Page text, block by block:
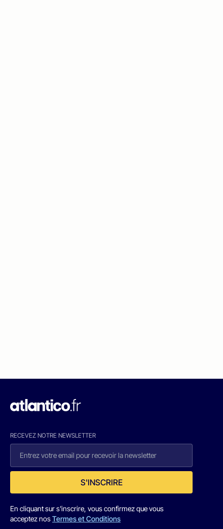
RECEVEZ NOTRE NEWSLETTER
S'INSCRIRE
En cliquant sur s'inscrire, vous confirmez que vous
acceptez nosTermes et Conditions